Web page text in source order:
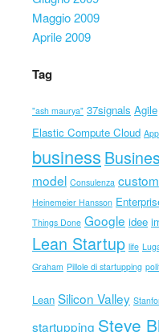
Maggio 2009
Aprile 2009
Tag
"ash maurya" 37signals Agile
Elastic Compute Cloud
business
model Consulenza
Heinemeier Hansson
Things Done Google idee
Lean Startup life
Graham Pillole di startupping
Lean Silicon Valley
startupping Steve